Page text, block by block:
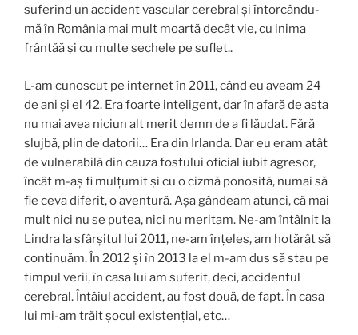
suferind un accident vascular cerebral și întorcându-
mă în România mai mult moartă decât vie, cu inima
frântăă și cu multe sechele pe suflet..
L-am cunoscut pe internet în 2011, când eu aveam 24
de ani și el 42. Era foarte inteligent, dar în afară de asta
nu mai avea niciun alt merit demn de a fi lăudat. Fără
slujbă, plin de datorii… Era din Irlanda. Dar eu eram atât
de vulnerabilă din cauza fostului oficial iubit agresor,
încât m-aș fi mulțumit și cu o cizmă ponosită, numai să
fie ceva diferit, o aventură. Așa gândeam atunci, că mai
mult nici nu se putea, nici nu meritam. Ne-am întâlnit la
Lindra la sfârșitul lui 2011, ne-am înțeles, am hotărât să
continuăm. În 2012 și în 2013 la el m-am dus să stau pe
timpul verii, în casa lui am suferit, deci, accidentul
cerebral. Întâiul accident, au fost două, de fapt. În casa
lui mi-am trăit șocul existențial, etc…